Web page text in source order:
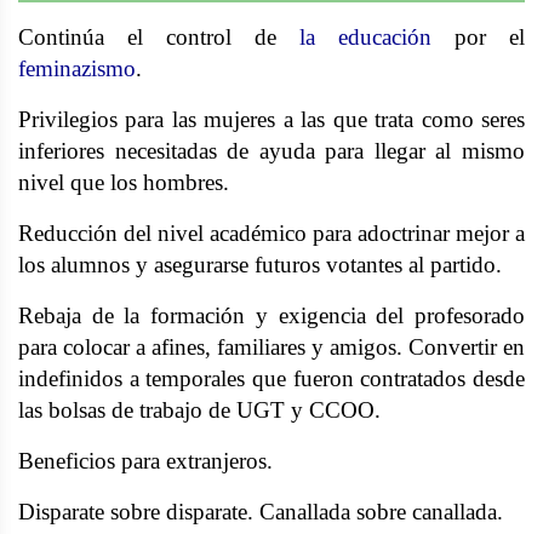
Continúa el control de la educación por el
feminazismo.
Privilegios para las mujeres a las que trata como seres
inferiores necesitadas de ayuda para llegar al mismo
nivel que los hombres.
Reducción del nivel académico para adoctrinar mejor a
los alumnos y asegurarse futuros votantes al partido.
Rebaja de la formación y exigencia del profesorado
para colocar a afines, familiares y amigos. Convertir en
indefinidos a temporales que fueron contratados desde
las bolsas de trabajo de UGT y CCOO.
Beneficios para extranjeros.
Disparate sobre disparate. Canallada sobre canallada.